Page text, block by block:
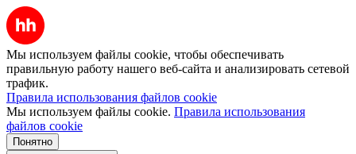
Мы используем файлы cookie, чтобы обеспечивать
правильную работу нашего веб-сайта и анализировать сетевой
трафик.
Правила использования файлов cookie
Мы используем файлы cookie. Правила использования
файлов cookie
Понятно